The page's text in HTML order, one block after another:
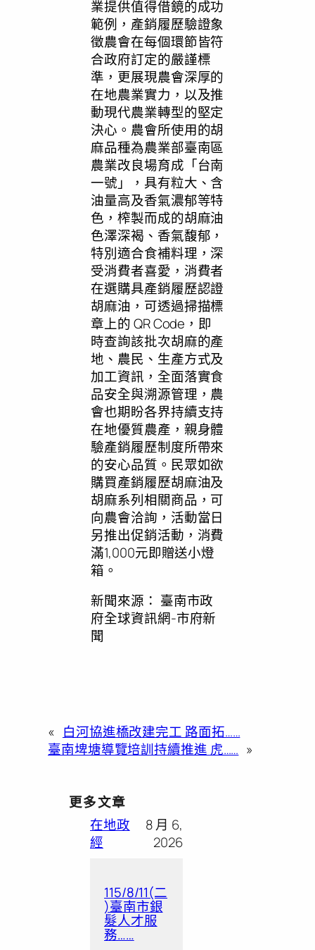
業提供值得借鏡的成功
範例，產銷履歷驗證象
徵農會在每個環節皆符
合政府訂定的嚴謹標
準，更展現農會深厚的
在地農業實力，以及推
動現代農業轉型的堅定
決心。農會所使用的胡
麻品種為農業部臺南區
農業改良場育成「台南
一號」，具有粒大、含
油量高及香氣濃郁等特
色，榨製而成的胡麻油
色澤深褐、香氣馥郁，
特別適合食補料理，深
受消費者喜愛，消費者
在選購具產銷履歷認證
胡麻油，可透過掃描標
章上的 QR Code，即
時查詢該批次胡麻的產
地、農民、生產方式及
加工資訊，全面落實食
品安全與溯源管理，農
會也期盼各界持續支持
在地優質農產，親身體
驗產銷履歷制度所帶來
的安心品質。民眾如欲
購買產銷履歷胡麻油及
胡麻系列相關商品，可
向農會洽詢，活動當日
另推出促銷活動，消費
滿1,000元即贈送小燈
箱。
新聞來源： 臺南市政
府全球資訊網-市府新
聞
« 白河協進橋改建完工 路面拓……
臺南埤塘導覽培訓持續推進 虎…… »
更多文章
在地政
經
8 月 6,
2026
115/8/11(二
)臺南市銀
髮人才服
務……